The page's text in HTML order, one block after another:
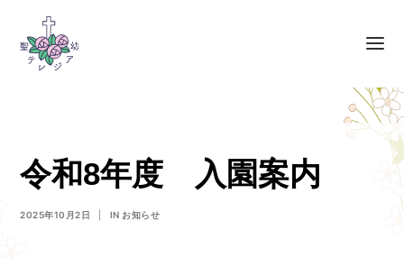
令和8年度 入園案内
2025年10月2日 IN お知らせ